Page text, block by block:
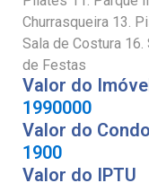
Churrasqueira 13.
Sala de Costura
de Festas
Valor do Imóvel
1990000
Valor do
1900
Valor do IPTU